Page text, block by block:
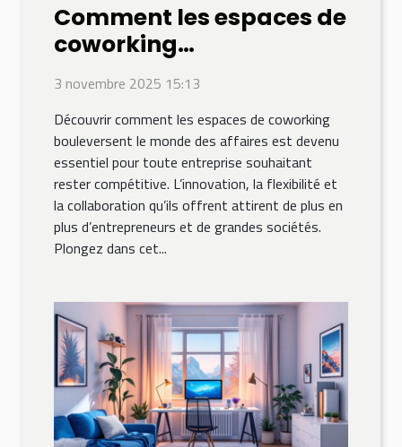
Comment les espaces de
coworking
transforment-ils le
monde des affaires ?
3 novembre 2025 15:13
Découvrir comment les espaces de coworking
bouleversent le monde des affaires est devenu
essentiel pour toute entreprise souhaitant
rester compétitive. L’innovation, la flexibilité et
la collaboration qu’ils offrent attirent de plus en
plus d’entrepreneurs et de grandes sociétés.
Plongez dans cet...